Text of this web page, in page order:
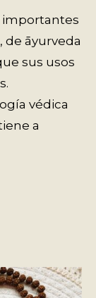
importantes
de āyurveda
sus usos
védica
a